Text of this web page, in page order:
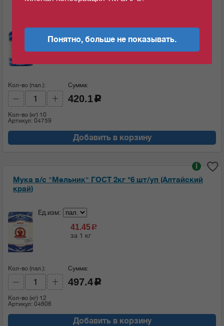
Ед.изм:
42.01 c
за 1 кг
Кол-во (пал.):
Кол-во (кг) 10
Артикул: 04759
Сумма:
420.1 c
Добавить в корзину
Мука в/с "Мельник" ГОСТ 2кг *6 шт/уп (Алтайский
край)
i
Ед.изм:
41.45c
за 1 кг
Кол-во (пал.):
Кол-во (кг) 12
Артикул: 04606
Сумма:
497.4 c
Добавить в корзину
Понятно, больше не показывать.